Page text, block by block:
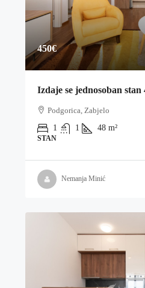
450€
Izdaje se jednosoban
Podgorica, Zabjelo
1
1 48 m²
STAN
Nemanja Minić